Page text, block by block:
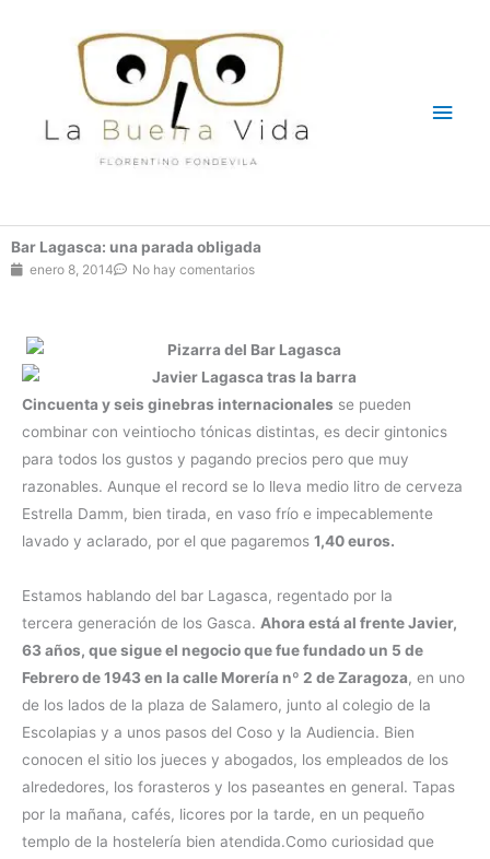
Bar Lagasca: una parada obligada
enero 8, 2014 No hay comentarios
Cincuenta y seis ginebras internacionales se pueden
combinar con veintiocho tónicas distintas, es decir gintonics
para todos los gustos y pagando precios pero que muy
razonables. Aunque el record se lo lleva medio litro de cerveza
Estrella Damm, bien tirada, en vaso frío e impecablemente
lavado y aclarado, por el que pagaremos 1,40 euros.
Estamos hablando del bar Lagasca, regentado por la
tercera generación de los Gasca. Ahora está al frente Javier,
63 años, que sigue el negocio que fue fundado un 5 de
Febrero de 1943 en la calle Morería nº 2 de Zaragoza, en uno
de los lados de la plaza de Salamero, junto al colegio de la
Escolapias y a unos pasos del Coso y la Audiencia. Bien
conocen el sitio los jueces y abogados, los empleados de los
alrededores, los forasteros y los paseantes en general. Tapas
por la mañana, cafés, licores por la tarde, en un pequeño
templo de la hostelería bien atendida.Como curiosidad que